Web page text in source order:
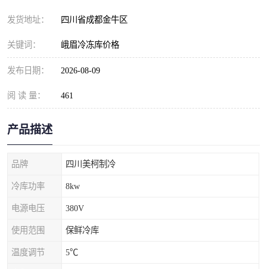
发货地址： 四川省成都金牛区
关键词： 峨眉冷冻库价格
发布日期： 2026-08-09
阅 读 量： 461
产品描述
品牌 四川美柯制冷
冷库功率 8kw
电源电压 380V
使用范围 保鲜冷库
温度调节 5℃